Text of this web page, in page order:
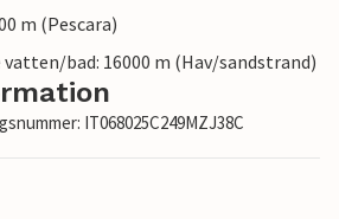
m (Pescara)
bad: 16000 m (Hav/sandstrand)
IT068025C249MZJ38C